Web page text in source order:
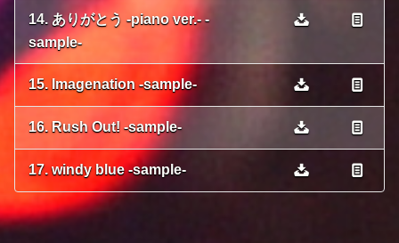
14. ありがとう -piano ver.- -
sample-
15. Imagenation -sample-
16. Rush Out! -sample-
17. windy blue -sample-